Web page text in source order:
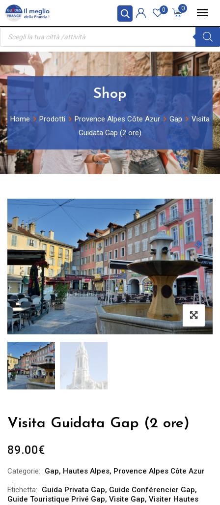
Pannello di gestione dei cookies
Skip
content
0
0
Ricerca
prodotti
Shop
Home Prodotti Provence Alpes Côte Azur Gap
Visita
Guidata Gap (2 ore)
Visita Guidata Gap (2 ore)
89.00€
Categorie: Gap, Hautes Alpes, Provence Alpes Côte Azur
Etichetta: Guida Privata Gap, Guide Conférencier Gap,
Guide Touristique Privé Gap, Visite Gap, Visiter Hautes